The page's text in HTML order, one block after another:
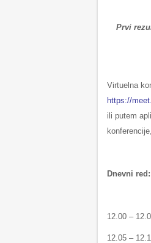
Prvi
Virtuelna
https://
ili putem
Dnevni red:
12.00 –
12.05 –